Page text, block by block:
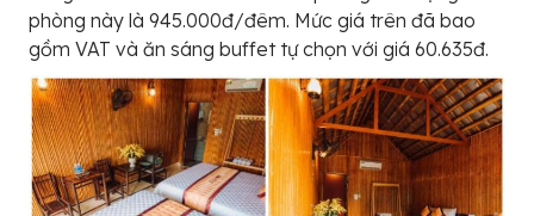
phòng này là 945.000đ/đêm. Mức giá trên đã bao
gồm VAT và ăn sáng buffet tự chọn với giá 60.635đ.